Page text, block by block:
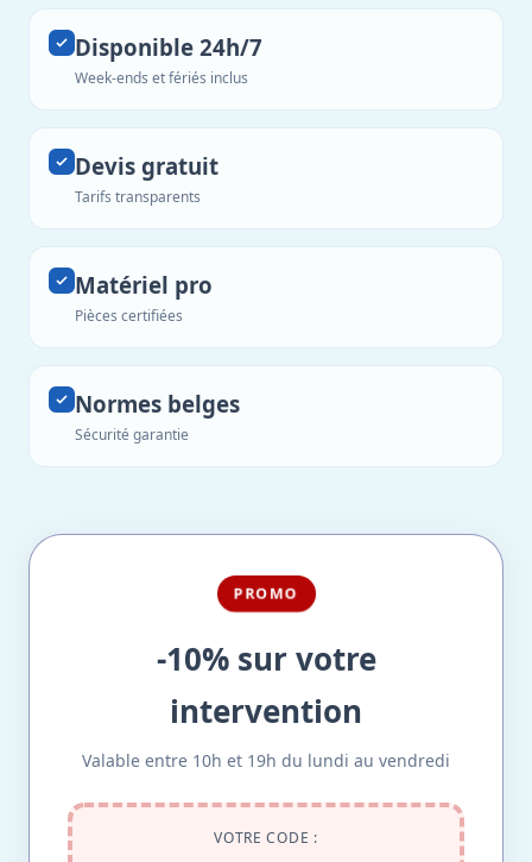
Disponible 24h/7
Week-ends et fériés inclus
Devis gratuit
Tarifs transparents
Matériel pro
Pièces certifiées
Normes belges
Sécurité garantie
PROMO
-10% sur votre
intervention
Valable entre 10h et 19h du lundi au vendredi
VOTRE CODE :